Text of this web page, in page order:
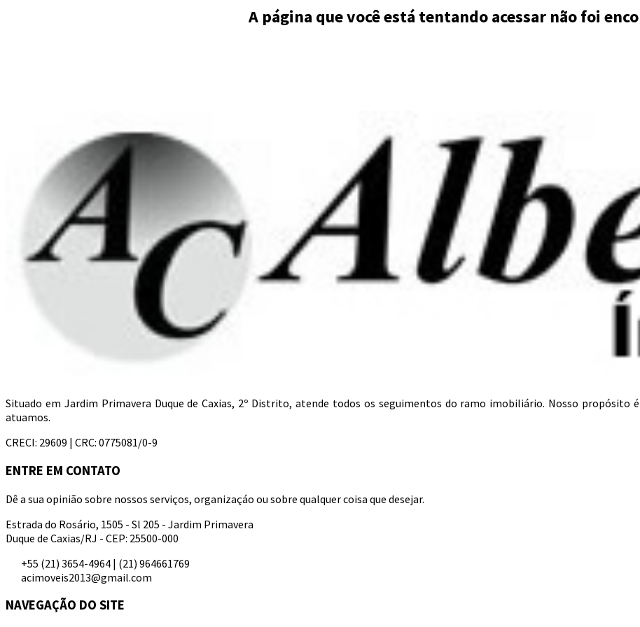
A página que você está tentando acessar não foi
Situado em Jardim Primavera Duque de Caxias, 2º Distrito, atende todos os seguimentos do ramo imobiliário. Nosso propósito
atuamos.
CRECI: 29609 | CRC: 0775081/0-9
ENTRE EM CONTATO
Dê a sua opinião sobre nossos serviços, organizaçáo ou sobre qualquer coisa que desejar.
Estrada do Rosário, 1505 - Sl 205 - Jardim Primavera
Duque de Caxias/RJ - CEP: 25500-000
+55 (21) 3654-4964 | (21) 964661769
acimoveis2013@gmail.com
NAVEGAÇÃO DO SITE